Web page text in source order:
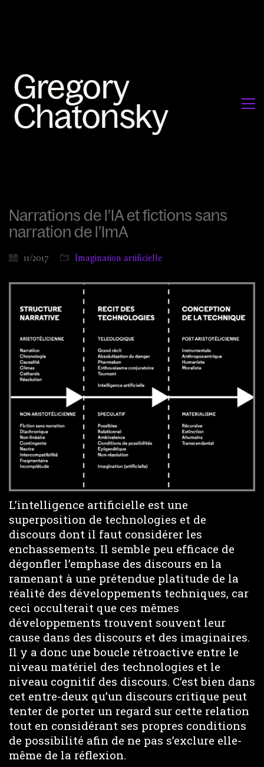
Narrations de l’IA et fictions sans
narration de l’ImA
11/2017 Imagination artificielle
L’intelligence artificielle est une
superposition de technologies et de
discours dont il faut considérer les
enchassements. Il semble peu efficace de
dégonfler l’emphase des discours en la
ramenant à une prétendue platitude de la
réalité des développements techniques, car
ceci occulterait que ces mêmes
développements trouvent souvent leur
cause dans des discours et des imaginaires.
Il y a donc une boucle rétroactive entre le
niveau matériel des technologies et le
niveau cognitif des discours. C’est bien dans
cet entre-deux qu’un discours critique peut
tenter de porter un regard sur cette relation
tout en considérant ses propres conditions
de possibilité afin de ne pas s’exclure elle-
même de la réflexion.